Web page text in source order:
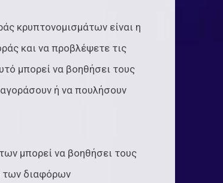
κρυπτονομισμάτων είναι η
και να προβλέψετε τις
μπορεί να βοηθήσει τους
ή να πουλήσουν
μπορεί να βοηθήσει τους
των διαφόρων